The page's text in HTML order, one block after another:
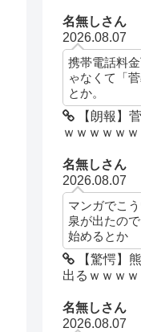
名無しさん
2026.08.07
携帯電話料
ゃなくて「
とか。
【朗報】
ｗｗｗｗｗ
名無しさん
2026.08.07
マンガでこ
泉が出たの
始めるとか
【驚愕】
出るｗｗｗ
名無しさん
2026.08.07